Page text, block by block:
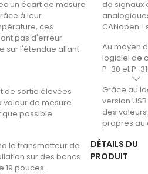
un écart de mesure
à leur
ces
pas d'erreur
sur l'étendue allant
de sortie élevées
valeur de mesure
possible.
le transmetteur de
sur des bancs
19 pouces.
de signaux
CANopen
Au moyen
logiciel de
P-30 et P-
Grâce au
version
des
propres au
DÉTAILS DU
PRODUIT